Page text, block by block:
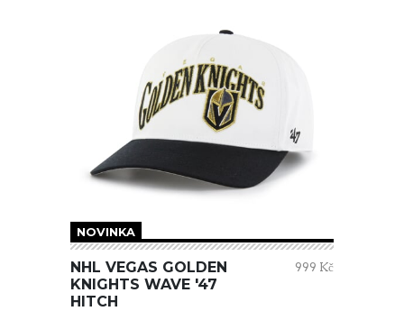
NOVINKA
NHL VEGAS GOLDEN
KNIGHTS WAVE '47
HITCH
999 Kč